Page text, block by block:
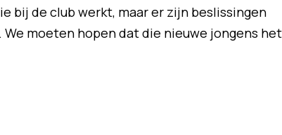
bij de club werkt, maar er zijn beslissingen
moeten hopen dat die nieuwe jongens het